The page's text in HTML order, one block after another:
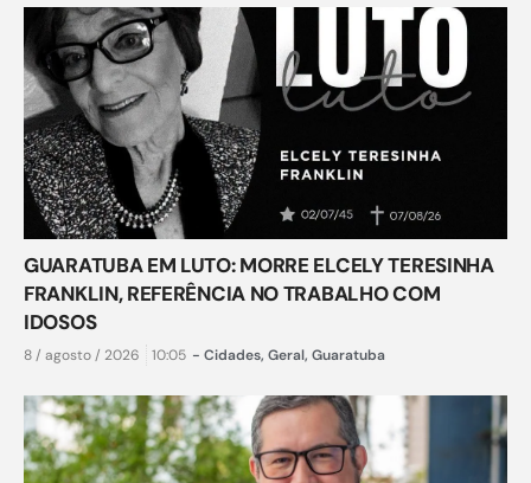
GUARATUBA EM LUTO: MORRE ELCELY TERESINHA
FRANKLIN, REFERÊNCIA NO TRABALHO COM
IDOSOS
8 / agosto / 2026 10:05 - Cidades, Geral, Guaratuba